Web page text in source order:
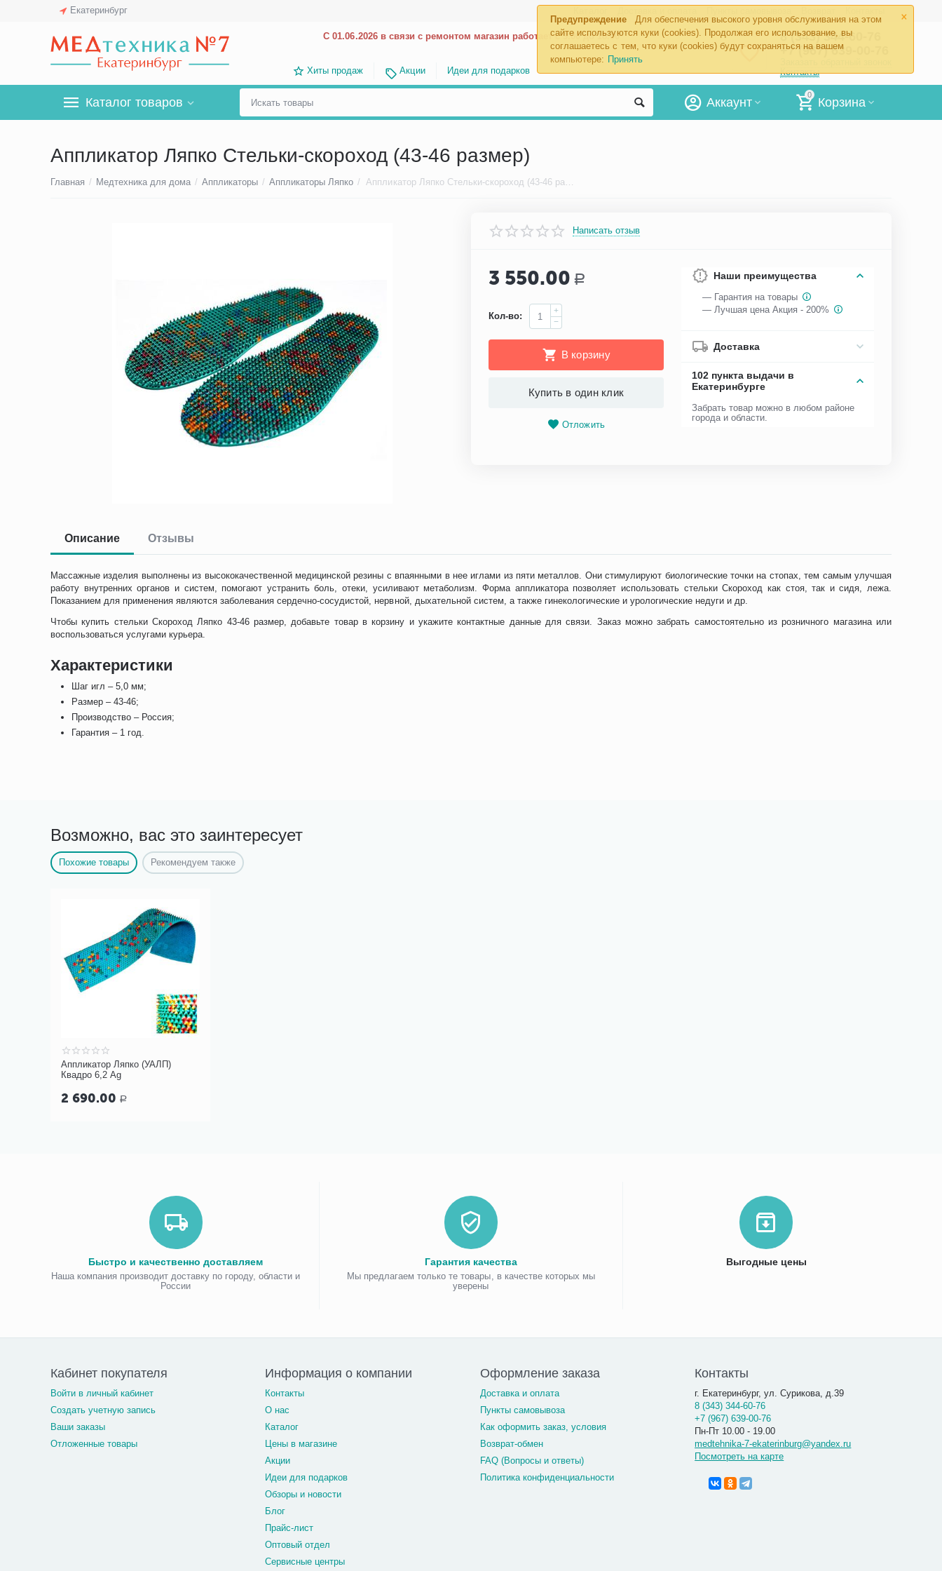
×
Предупреждение
Для обеспечения высокого уровня обслуживания на этом
сайте используются куки (cookies). Продолжая его использование, вы
соглашаетесь с тем, что куки (cookies) будут сохраняться на вашем
компьютере: Принять
Екатеринбург
С 01.06.2026 в связи с ремонтом магазин работает с 9.00 до 18.00
Хиты продаж Акции Идеи для подарков
8 (343) 344-60-76
+7 (967) 639-00-76
Контакты
Каталог товаров
0
Корзина
Аккаунт
Аппликатор Ляпко Стельки-скороход (43-46 размер)
Главная / Медтехника для дома / Аппликаторы / Аппликаторы Ляпко / Аппликатор Ляпко Стельки-скороход (43-46 размер)
Написать отзыв
3 550.00 Р
Кол-во:
+
−
В корзину
Купить в один клик
Отложить
Наши преимущества
— Гарантия на товары
— Лучшая цена Акция - 200%
Доставка
102 пункта выдачи в
Екатеринбурге
Забрать товар можно в любом районе
города и области.
Описание Отзывы
Массажные изделия выполнены из высококачественной медицинской резины с впаянными в нее иглами из пяти металлов. Они стимулируют биологические точки на стопах, тем самым улучшая
работу внутренних органов и систем, помогают устранить боль, отеки, усиливают метаболизм. Форма аппликатора позволяет использовать стельки Скороход как стоя, так и сидя, лежа.
Показанием для применения являются заболевания сердечно-сосудистой, нервной, дыхательной систем, а также гинекологические и урологические недуги и др.
Чтобы купить стельки Скороход Ляпко 43-46 размер, добавьте товар в корзину и укажите контактные данные для связи. Заказ можно забрать самостоятельно из розничного магазина или
воспользоваться услугами курьера.
Характеристики
Шаг игл – 5,0 мм;
Размер – 43-46;
Производство – Россия;
Гарантия – 1 год.
Возможно, вас это заинтересует
Похожие товары Рекомендуем также
Аппликатор Ляпко (УАЛП)
Квадро 6,2 Ag
2 690.00 Р
Быстро и качественно доставляем
Наша компания производит доставку по городу, области и
России
Гарантия качества
Мы предлагаем только те товары, в качестве которых мы
уверены
Выгодные цены
Кабинет покупателя
Войти в личный кабинет
Создать учетную запись
Ваши заказы
Отложенные товары
Информация о компании
Контакты
О нас
Каталог
Цены в магазине
Акции
Идеи для подарков
Обзоры и новости
Блог
Прайс-лист
Оптовый отдел
Сервисные центры
Оформление заказа
Доставка и оплата
Пункты самовывоза
Как оформить заказ, условия
Возврат-обмен
FAQ (Вопросы и ответы)
Политика конфиденциальности
Контакты
г. Екатеринбург, ул. Сурикова, д.39
8 (343) 344-60-76
+7 (967) 639-00-76
Пн-Пт 10.00 - 19.00
medtehnika-7-ekaterinburg@yandex.ru
Посмотреть на карте